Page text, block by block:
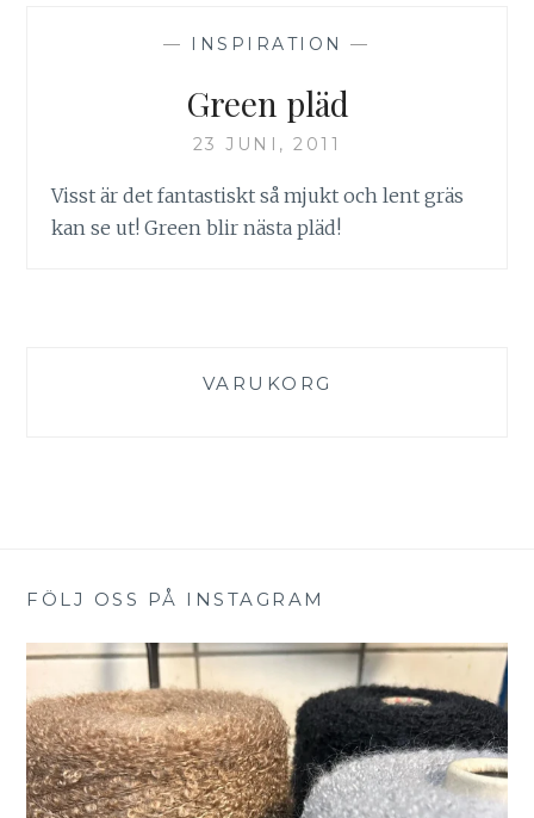
— INSPIRATION —
Green pläd
23 JUNI, 2011
Visst är det fantastiskt så mjukt och lent gräs
kan se ut! Green blir nästa pläd!
VARUKORG
FÖLJ OSS PÅ INSTAGRAM